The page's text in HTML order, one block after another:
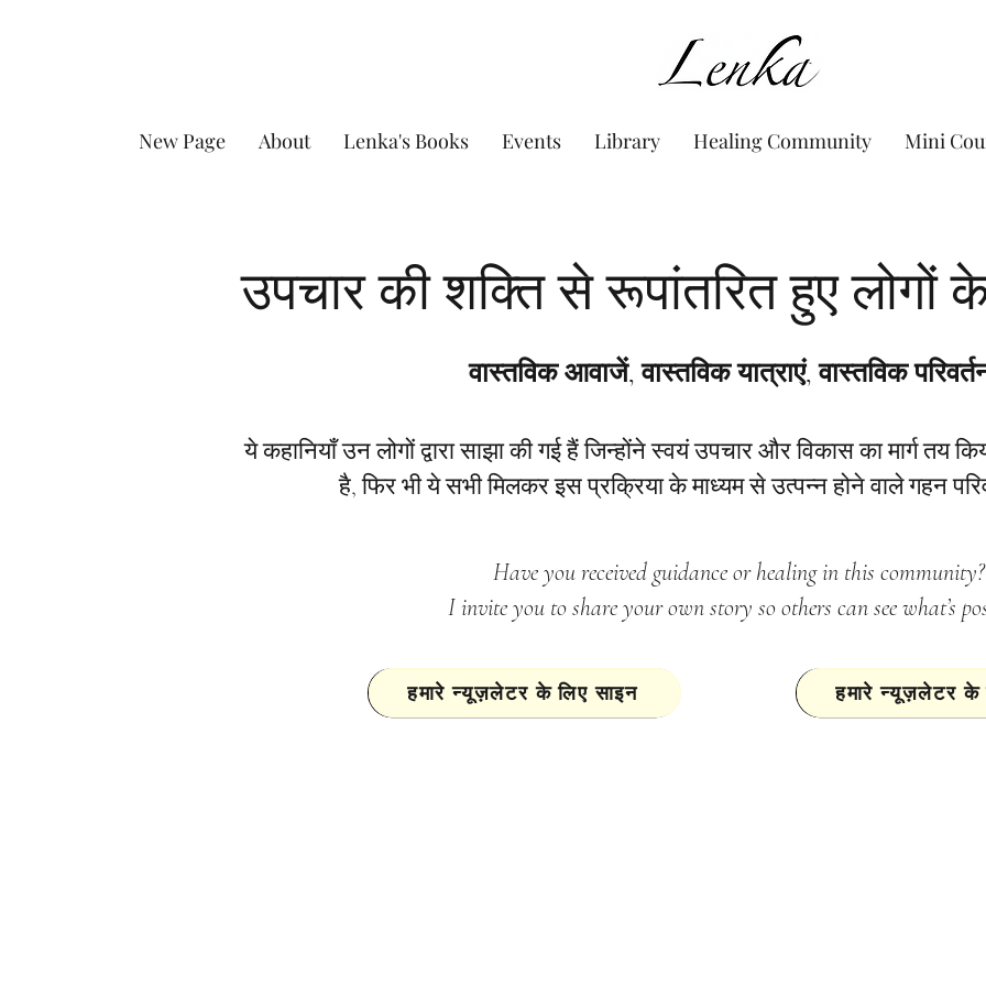
www.Lenka.org
New Page About Lenka's Books Events Library Healing Community Mini
उपचार की शक्ति से रूपांतरित हुए लोगों
वास्तविक आवाजें, वास्तविक यात्राएं, वास्तविक
ये कहानियाँ उन लोगों द्वारा साझा की गई हैं जिन्होंने स्वयं उपचार और विकास का मार्ग तय
है, फिर भी ये सभी मिलकर इस प्रक्रिया के माध्यम से उत्पन्न होने वाले गहन
Have you received guidance or healing in this community?
I invite you to share your own story so others can see what’s
हमारे न्यूज़लेटर के लिए साइन हमारे न्यूज़लेटर के